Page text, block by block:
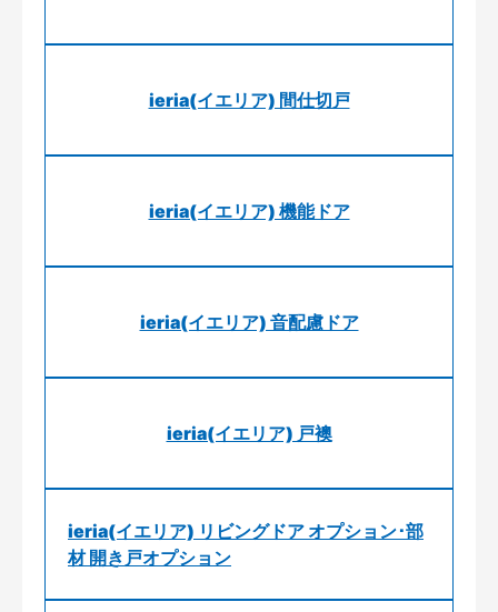
ieria(イエリア) 間仕切戸
ieria(イエリア) 機能ドア
ieria(イエリア) 音配慮ドア
ieria(イエリア) 戸襖
ieria(イエリア) リビングドア オプション･部
材 開き戸オプション